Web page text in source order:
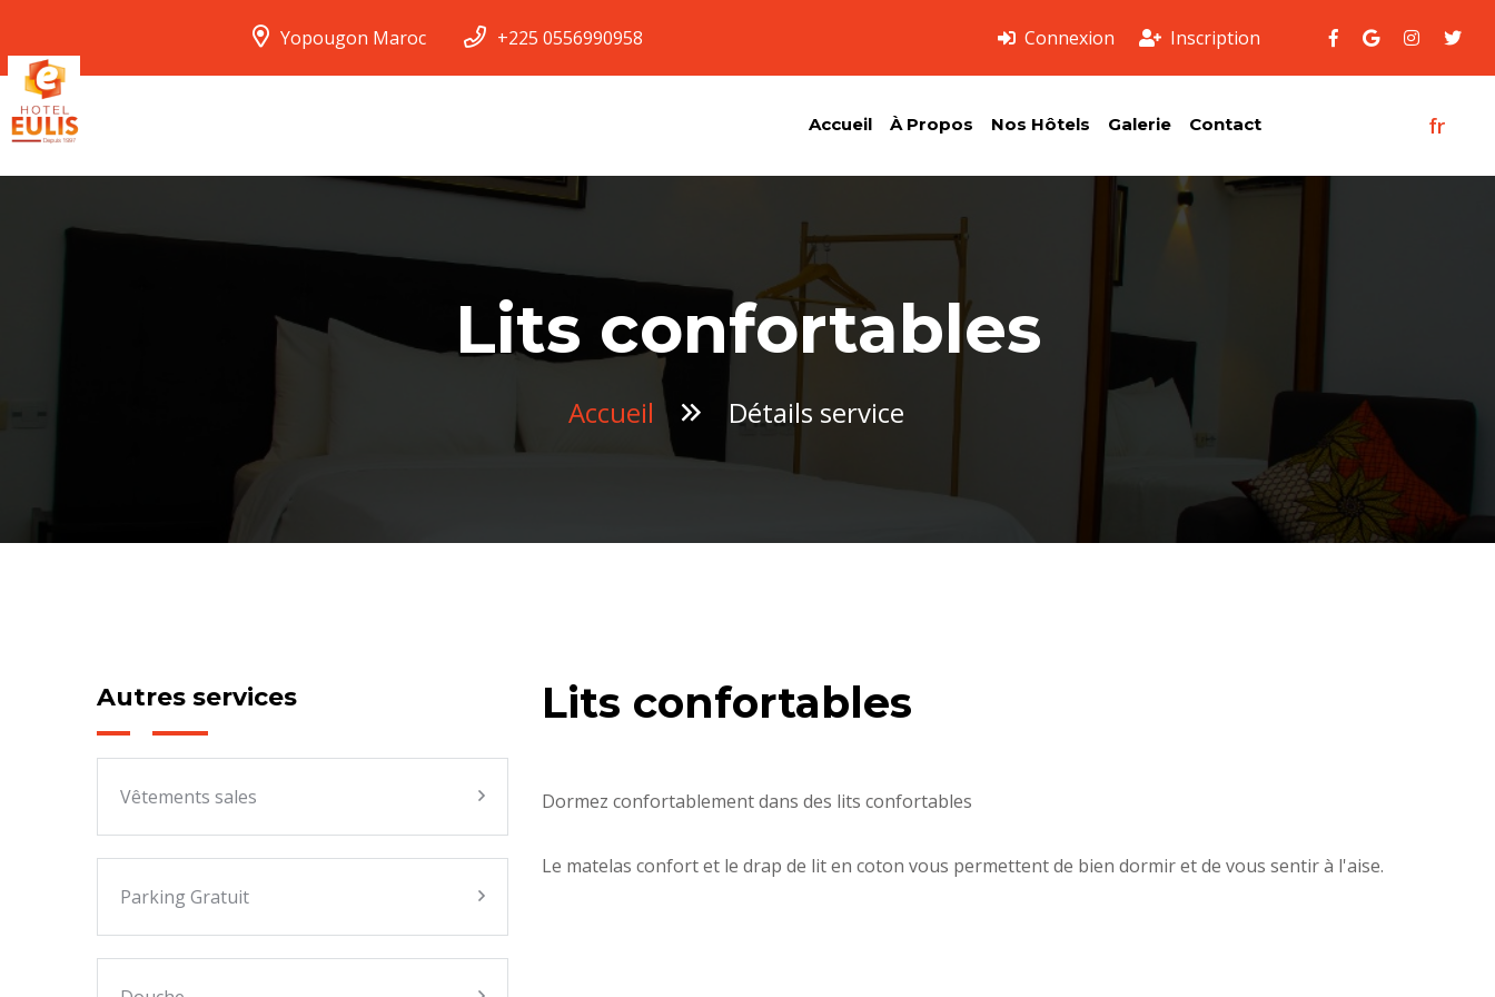
Yopougon Maroc +225 0556990958 Connexion Inscription
fr
Accueil À Propos Nos Hôtels Galerie Contact
Lits confortables
Accueil Détails service
Autres services
Vêtements sales
Parking Gratuit
Lits confortables
Dormez confortablement dans des lits confortables
Le matelas confort et le drap de lit en coton vous permettent de bien dormir et de vous sentir à l'aise.